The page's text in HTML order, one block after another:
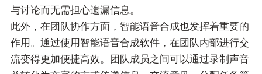
与讨论而无需担心遗漏信息。
此外，在团队协作方面，智能语音合成也发挥着重要的
作用。通过使用智能语音合成软件，在团队内部进行交
流变得更加便捷高效。团队成员之间可以通过录制声音